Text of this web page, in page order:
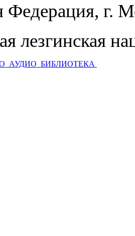
Федерация, г.
лезгинская
АУДИО БИБЛИОТЕКА